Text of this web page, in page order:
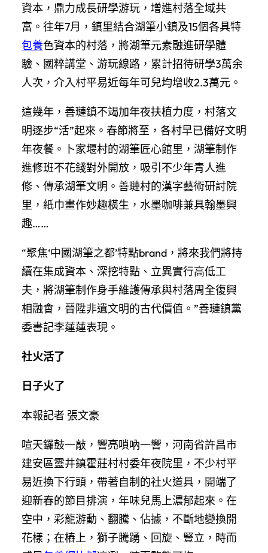
資本，鼎力成長研學游玩，增進村落全域共
富。往年7月，鎮里結合湖筆小鎮及15個各具特
包養色資本的村落，將湖筆元素融進研學體
驗、國粹講堂、游玩線路，累計招待研學3萬余
人次，介入村平易近每年可兒均增收2.3萬元。
這幾年，善璉鎮不竭加年夜扶植力度，村落文
明逐步“活”起來。春節將至，各村早已備好文明
年夜餐。卜家堰村的湖筆匠心館里，湖筆制作
進修班不花錢對外開放，吸引不少年青人進
修、傳承湖筆文明。善璉村的漢字藝術研討院
里，紙巾畫作妙趣橫生，水墨咖啡兼具翰墨興
趣……
“聚焦‘中國湖筆之都’特點brand，將來我們將持
續在集成資本、深挖特點、立異實行高低工
夫，將湖筆制作身手維護傳承與村落周全復興
相融會，晉陞非遺文明的古代價值。”善璉鎮黨
委書記李蓮蓮表現。
社火活了
日子火了
本報記者 張文豪
喧天鑼鼓一敲，響亮嗩吶一響，河南省許昌市
建安區靈井鎮霍莊村村委年夜院里，不少村平
易近換下行頭，帶著自制的社火道具，開端了
迎新春的節目排演，年味兒馬上濃郁起來。在
空中，彩龍游動、翻騰、佔據，不斷地變換開
花樣；在樁上，獅子騰踴、回旋、豎立，時而